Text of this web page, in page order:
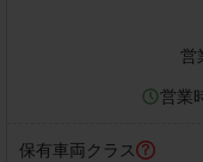
営
営業
保有車両クラス